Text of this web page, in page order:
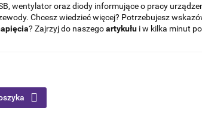
wentylator oraz diody informujące o pracy
Chcesz wiedzieć więcej? Potrzebujesz
? Zajrzyj do naszegoartykułui w kilka minut